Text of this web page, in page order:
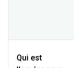
Qui est